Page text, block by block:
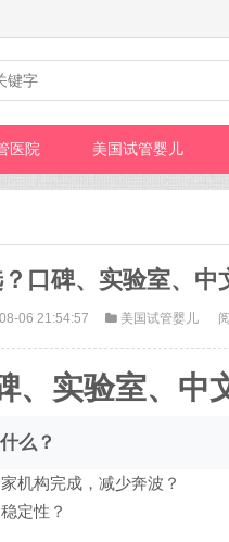
医院 美国试管婴儿
口碑、实验室、中
06 21:54:57 美国试管婴儿
、实验室、中
么？
机构完成，减少奔波？
定性？